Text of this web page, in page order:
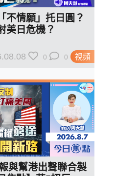
視頻
不情願」托日圓？
美日危機？
0 0
與幫港出聲聯合製